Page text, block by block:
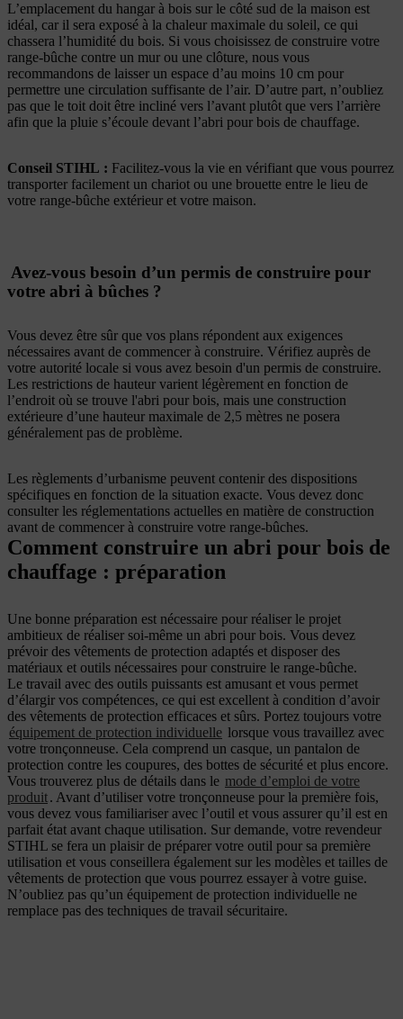
L’emplacement du hangar à bois sur le côté sud de la maison est
idéal, car il sera exposé à la chaleur maximale du soleil, ce qui
chassera l’humidité du bois. Si vous choisissez de construire votre
range-bûche contre un mur ou une clôture, nous vous
recommandons de laisser un espace d’au moins 10 cm pour
permettre une circulation suffisante de l’air. D’autre part, n’oubliez
pas que le toit doit être incliné vers l’avant plutôt que vers l’arrière
afin que la pluie s’écoule devant l’abri pour bois de chauffage.
Conseil STIHL : Facilitez-vous la vie en vérifiant que vous pourrez
transporter facilement un chariot ou une brouette entre le lieu de
votre range-bûche extérieur et votre maison.
Avez-vous besoin d’un permis de construire pour
votre abri à bûches ?
Vous devez être sûr que vos plans répondent aux exigences
nécessaires avant de commencer à construire. Vérifiez auprès de
votre autorité locale si vous avez besoin d'un permis de construire.
Les restrictions de hauteur varient légèrement en fonction de
l’endroit où se trouve l'abri pour bois, mais une construction
extérieure d’une hauteur maximale de 2,5 mètres ne posera
généralement pas de problème.
Les règlements d’urbanisme peuvent contenir des dispositions
spécifiques en fonction de la situation exacte. Vous devez donc
consulter les réglementations actuelles en matière de construction
avant de commencer à construire votre range-bûches.
Comment construire un abri pour bois de
chauffage : préparation
Une bonne préparation est nécessaire pour réaliser le projet
ambitieux de réaliser soi-même un abri pour bois. Vous devez
prévoir des vêtements de protection adaptés et disposer des
matériaux et outils nécessaires pour construire le range-bûche.
Le travail avec des outils puissants est amusant et vous permet
d’élargir vos compétences, ce qui est excellent à condition d’avoir
des vêtements de protection efficaces et sûrs. Portez toujours votre
équipement de protection individuelle lorsque vous travaillez avec
votre tronçonneuse. Cela comprend un casque, un pantalon de
protection contre les coupures, des bottes de sécurité et plus encore.
Vous trouverez plus de détails dans le mode d’emploi de votre
produit. Avant d’utiliser votre tronçonneuse pour la première fois,
vous devez vous familiariser avec l’outil et vous assurer qu’il est en
parfait état avant chaque utilisation. Sur demande, votre revendeur
STIHL se fera un plaisir de préparer votre outil pour sa première
utilisation et vous conseillera également sur les modèles et tailles de
vêtements de protection que vous pourrez essayer à votre guise.
N’oubliez pas qu’un équipement de protection individuelle ne
remplace pas des techniques de travail sécuritaire.